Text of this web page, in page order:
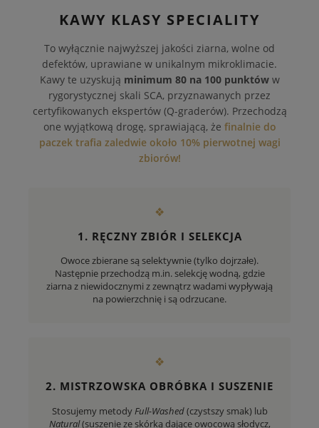
KAWY KLASY SPECIALITY
To wyłącznie najwyższej jakości ziarna, wolne od
defektów, uprawiane w unikalnym mikroklimacie.
Kawy te uzyskują minimum 80 na 100 punktóww
rygorystycznej skali SCA, przyznawanych przez
certyfikowanych ekspertów (Q-graderów). Przechodzą
one wyjątkową drogę, sprawiającą, że finalnie do
paczek trafia zaledwie około 10% pierwotnej wagi
zbiorów!
❖
1. RĘCZNY ZBIÓR I SELEKCJA
Owoce zbierane są selektywnie (tylko dojrzałe).
Następnie przechodzą m.in. selekcję wodną, gdzie
ziarna z niewidocznymi z zewnątrz wadami wypływają
na powierzchnię i są odrzucane.
❖
2. MISTRZOWSKA OBRÓBKA I SUSZENIE
Stosujemy metodyFull-Washed(czystszy smak) lub
Natural(suszenie ze skórką dające owocową słodycz,